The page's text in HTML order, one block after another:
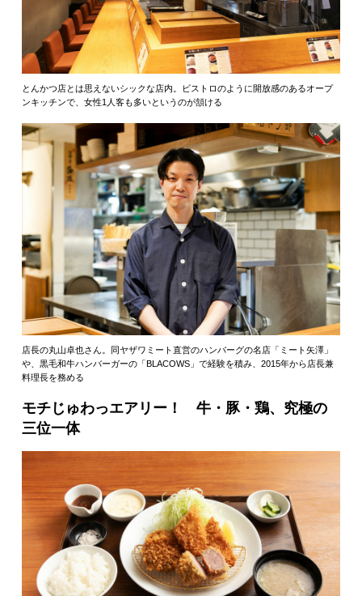
とんかつ店とは思えないシックな店内。ビストロのように開放感のあるオープ
ンキッチンで、女性1人客も多いというのが頷ける
店長の丸山卓也さん。同ヤザワミート直営のハンバーグの名店「ミート矢澤」
や、黒毛和牛ハンバーガーの「BLACOWS」で経験を積み、2015年から店長兼
料理長を務める
モチじゅわっエアリー！ 牛・豚・鶏、究極の
三位一体